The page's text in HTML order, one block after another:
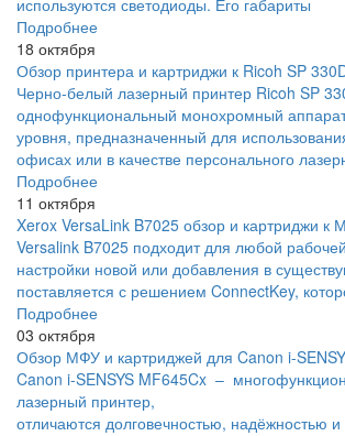
используются светодиоды. Его габариты
Подробнее
18 октября
Обзор принтера и картриджи к Ricoh SP
Черно-белый лазерный принтер Ricoh SP
однофункциональный монохромный
уровня, предназначенный для
офисах или в качестве персонального
Подробнее
11 октября
Xerox VersaLink B7025 обзор и картриджи к
Versalink B7025 подходит для любой
настройки новой или добавления в
поставляется с решением ConnectKey,
Подробнее
03 октября
Обзор МФУ и картриджей для Canon i-
Canon i-SENSYS MF645Cx –
лазерный принтер,
отличаются долговечностью, надёжностью и